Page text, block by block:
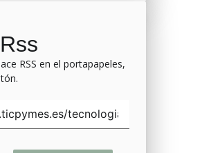
RSS en el portapapeles,